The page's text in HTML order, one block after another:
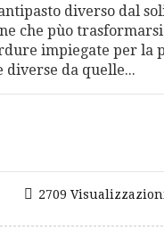
diverso dal
che pùo
impiegate per la
diverse da quelle...
2709